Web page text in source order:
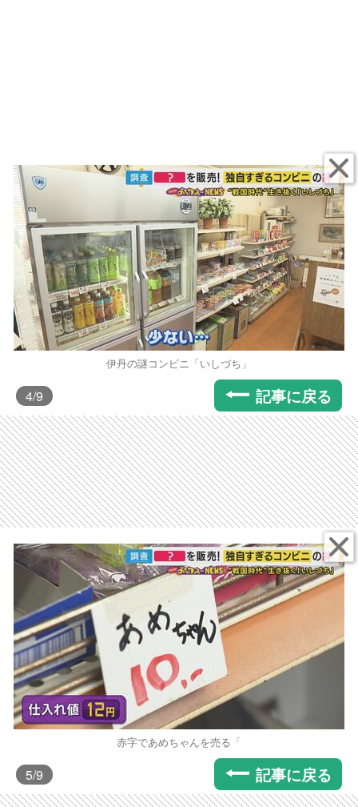
伊丹の謎コンビニ「いしづち」
4/9 記事に戻る
赤字であめちゃんを売る「
5/9 記事に戻る